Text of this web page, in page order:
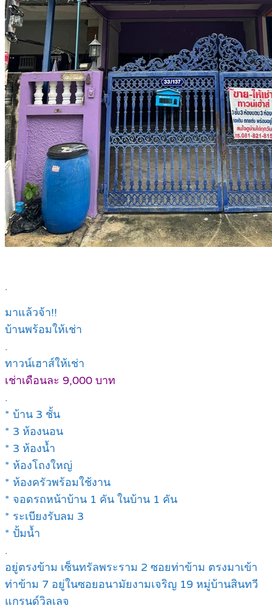
.
มาแล้วจ้า!!
บ้านพร้อมให้เช่า
.
ทาวน์เฮาส์ให้เช่า
เช่าเดือนละ 9,000 บาท
.
* บ้าน 3 ชั้น
* 3 ห้องนอน
* 3 ห้องน้ำ
* ห้องโถงใหญ่
* ห้องครัวพร้อมใช้งาน
* จอดรถหน้าบ้าน 1 คัน ในบ้าน 1 คัน
* ระเบียงรับลม 3
* ปั้มน้ำ
.
อยู่ตรงข้าม เซ็นทรัลพระราม 2 ซอยท่าข้าม ตรงมาเข้า
ท่าข้าม 7 อยู่ในซอยอนามัยงามเจริญ 19 หมู่บ้านสินทวี
แกรนด์วิลเลจ